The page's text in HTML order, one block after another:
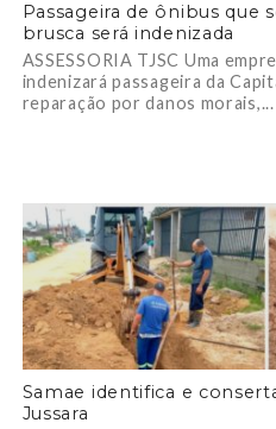
Passageira de ônibus que
brusca será indenizada
ASSESSORIA TJSC Uma
indenizará passageira da
reparação por danos morais,...
Samae identifica e
Jussara